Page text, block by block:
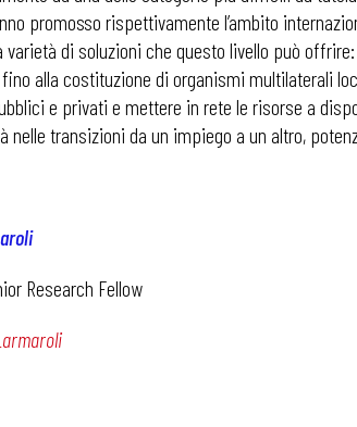
Articoli
Osservatori
promosso rispettivamente l’ambito
varietà di soluzioni che questo livello può
alla costituzione di organismi multilaterali
e privati e mettere in rete le risorse a
nelle transizioni da un impiego a un altro,
Research Fellow